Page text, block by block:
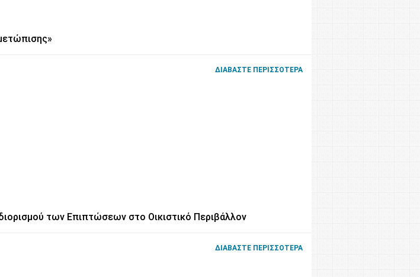
ΔΙΑΒΆΣΤΕ ΠΕΡΙΣΣΌΤΕΡΑ
των Επιπτώσεων στο Οικιστικό Περιβάλλον
ΔΙΑΒΆΣΤΕ ΠΕΡΙΣΣΌΤΕΡΑ